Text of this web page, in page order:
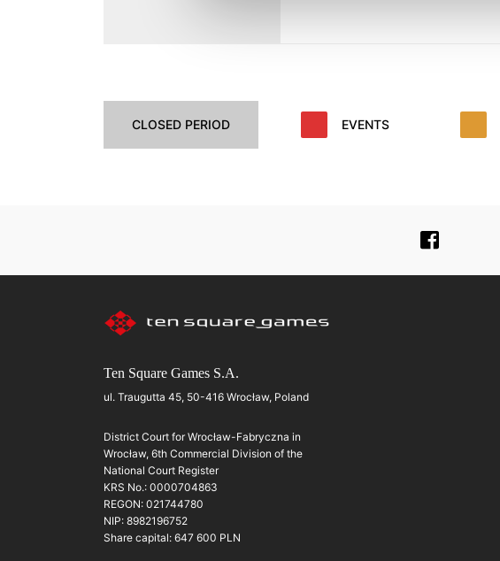
CLOSED PERIOD EVENTS
Ten Square Games S.A.
ul. Traugutta 45, 50-416 Wrocław, Poland
District Court for Wrocław-Fabryczna in
Wrocław, 6th Commercial Division of the
National Court Register
KRS No.: 0000704863
REGON: 021744780
NIP: 8982196752
Share capital: 647 600 PLN